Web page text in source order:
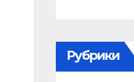
Рубрики